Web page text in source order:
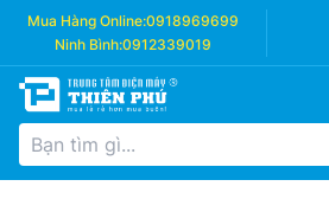
Mua Hàng Online:0918969699
Ninh Bình:0912339019